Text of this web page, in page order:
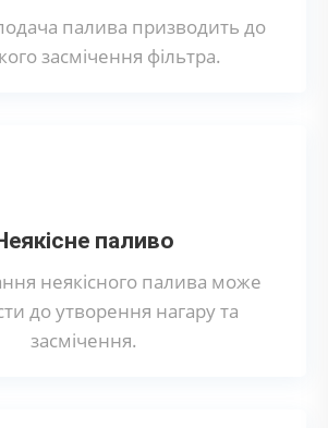
палива призводить до
засмічення фільтра.
паливо
неякісного палива може
до утворення нагару та
засмічення.